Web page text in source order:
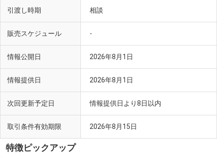
引渡し時期 相談
販売スケジュール -
情報公開日 2026年8月1日
情報提供日 2026年8月1日
次回更新予定日 情報提供日より8日以内
取引条件有効期限 2026年8月15日
特徴ピックアップ